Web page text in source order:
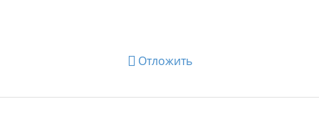
Отложить